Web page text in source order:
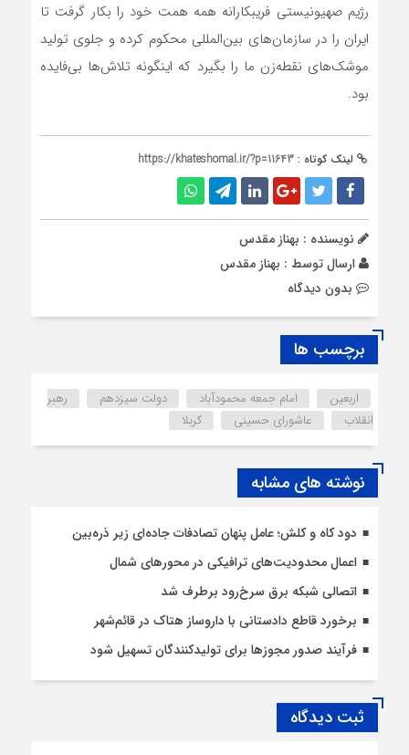
رژیم صهیونیستی فریبکارانه همه همت خود را بکار گرفت تا
ایران را در سازمان‌های بین‌المللی محکوم کرده و جلوی تولید
موشک‌های نقطه‌زن ما را بگیرد که اینگونه تلاش‌ها بی‌فایده
بود.
لینک کوتاه : https://khateshomal.ir/?p=11643
نویسنده : بهناز مقدس
ارسال توسط : بهناز مقدس
بدون دیدگاه
برچسب ها
اربعین امام جمعه محمودآباد دولت سیزدهم
رهبر
انقلاب
عاشورای حسینی کربلا
نوشته های مشابه
دود کاه و کلش؛ عامل پنهان تصادفات جاده‌ای زیر ذره‌بین
اعمال محدودیت‌‌های ترافیکی در محورهای شمال
اتصالی شبکه برق سرخ‌رود برطرف شد
برخورد قاطع دادستانی با داروساز هتاک در قائم‌شهر
فرآیند صدور مجوزها برای تولیدکنندگان تسهیل شود
ثبت دیدگاه